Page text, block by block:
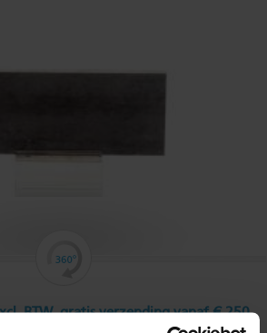
BTW, gratis verzending vanaf € 250